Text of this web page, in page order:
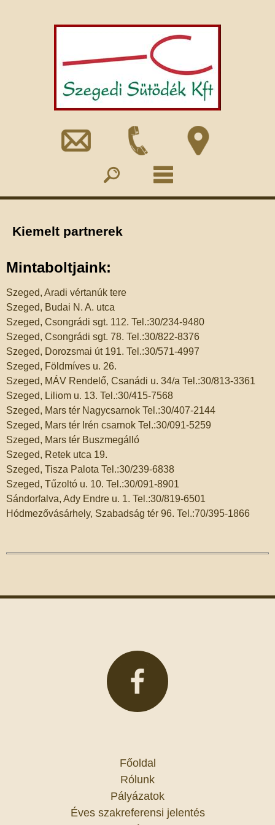
Kiemelt partnerek
Mintaboltjaink:
Szeged, Aradi vértanúk tere
Szeged, Budai N. A. utca
Szeged, Csongrádi sgt. 112. Tel.:30/234-9480
Szeged, Csongrádi sgt. 78. Tel.:30/822-8376
Szeged, Dorozsmai út 191. Tel.:30/571-4997
Szeged, Földmíves u. 26.
Szeged, MÁV Rendelő, Csanádi u. 34/a Tel.:30/813-3361
Szeged, Liliom u. 13. Tel.:30/415-7568
Szeged, Mars tér Nagycsarnok Tel.:30/407-2144
Szeged, Mars tér Irén csarnok Tel.:30/091-5259
Szeged, Mars tér Buszmegálló
Szeged, Retek utca 19.
Szeged, Tisza Palota Tel.:30/239-6838
Szeged, Tűzoltó u. 10. Tel.:30/091-8901
Sándorfalva, Ady Endre u. 1. Tel.:30/819-6501
Hódmezővásárhely, Szabadság tér 96. Tel.:70/395-1866
Főoldal
Rólunk
Pályázatok
Éves szakreferensi jelentés